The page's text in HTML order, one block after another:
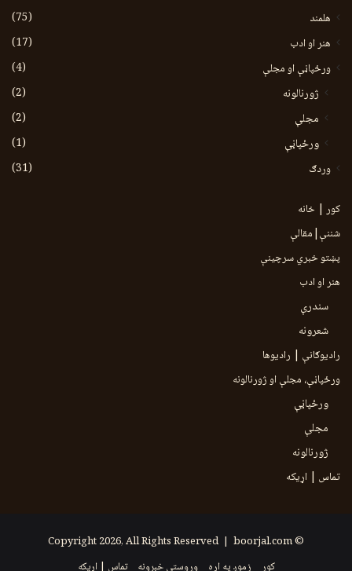
هلمند
(75)
هنر او ادب
(17)
ورځپاڼې او مجلې
(4)
ژورنالونه
(2)
مجلې
(2)
ورځپاڼې
(1)
وردګ
(31)
کور | خانه
شننې|مقالې
پښتو خبري سرچينې
هنر او ادب
سندرې
شعرونه
رادیوګانې | رادیوها
ورځپاڼې، مجلې او ژورنالونه
ورځپاڼې
مجلې
ژورنالونه
تماس | اړیکه
© Copyright 2026, All Rights Reserved |
boorjal.com
کور
زموږ په اړه وروستي خبرونه تماس | اړیکه